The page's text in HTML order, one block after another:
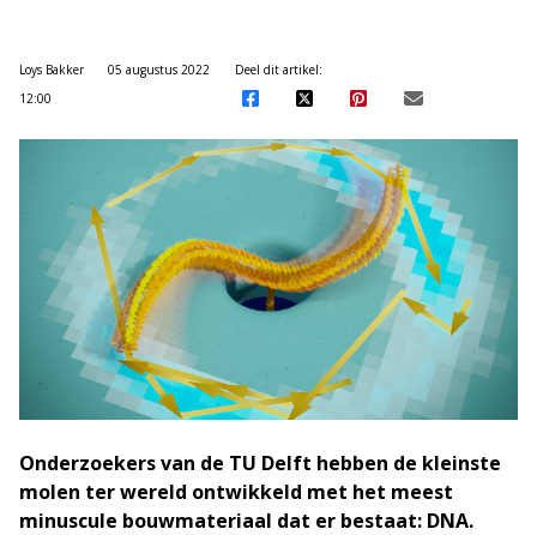
Loys Bakker
05 augustus 2022
12:00
Deel dit artikel:
Onderzoekers van de TU Delft hebben de kleinste
molen ter wereld ontwikkeld met het meest
minuscule bouwmateriaal dat er bestaat: DNA.